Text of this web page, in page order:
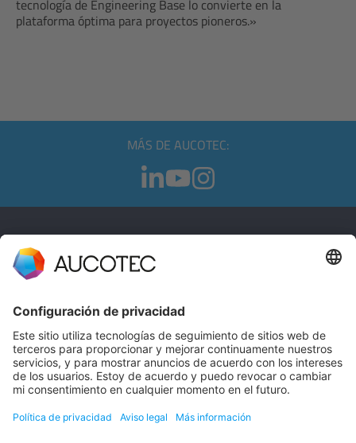
tecnología de Engineering Base lo convierte en la
plataforma óptima para proyectos pioneros.»
MÁS DE AUCOTEC:
CONTACTO
Teléfono +49 511 6103 0
AUCOTEC AG
30916 Isernhagen